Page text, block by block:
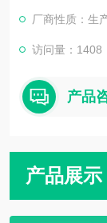
厂商性质：生
访问量：1408
产品
产品展示